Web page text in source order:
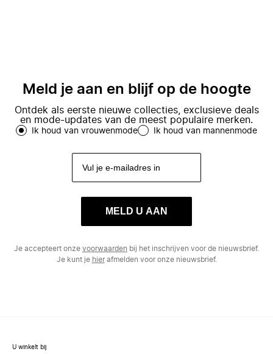
Meld je aan en blijf op de hoogte
Ontdek als eerste nieuwe collecties, exclusieve deals
en mode-updates van de meest populaire merken.
Ik houd van vrouwenmode Ik houd van mannenmode
MELD U AAN
Je accepteert onze voorwaarden bij het inschrijven voor de nieuwsbrief.
Je kunt je hierafmelden voor onze nieuwsbrief.
U winkelt bij